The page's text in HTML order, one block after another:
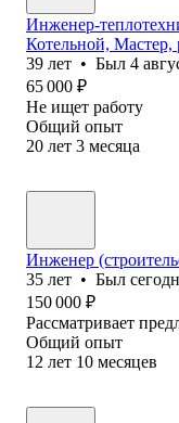
Инженер-
Котельной, Мастер,
39 лет • Был 4
65 000 ₽
Не ищет работу
Общий опыт
20 лет 3 месяца
Инженер
35 лет • Был
150 000 ₽
Рассматривает
Общий опыт
12 лет 10 месяцев